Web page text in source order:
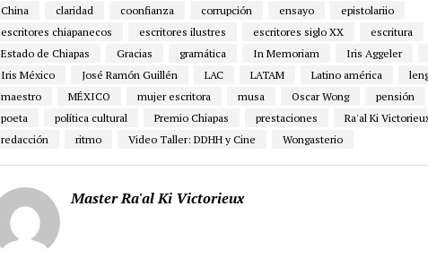
China
claridad coonfianza corrupción ensayo
epistolariio
escritores chiapanecos
escritores ilustres escritores siglo XX
escritura
Estado de Chiapas
Gracias gramática In Memoriam Iris Aggeler
Iris México
José Ramón Guillén LAC LATAM Latino américa
maestro
MÉXICO mujer escritora musa Oscar Wong pensión
poeta
política cultural Premio Chiapas prestaciones
Ra'al Ki
redacción
ritmo Video Taller: DDHH y Cine Wongasterio
Master Ra'al Ki Victorieux